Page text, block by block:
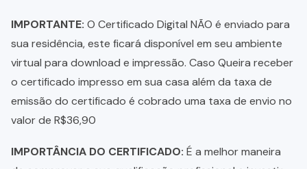
IMPORTANTE: O Certificado Digital NÃO é enviado para
sua residência, este ficará disponível em seu ambiente
virtual para download e impressão. Caso Queira receber
o certificado impresso em sua casa além da taxa de
emissão do certificado é cobrado uma taxa de envio no
valor de R$36,90
IMPORTÂNCIA DO CERTIFICADO: É a melhor maneira